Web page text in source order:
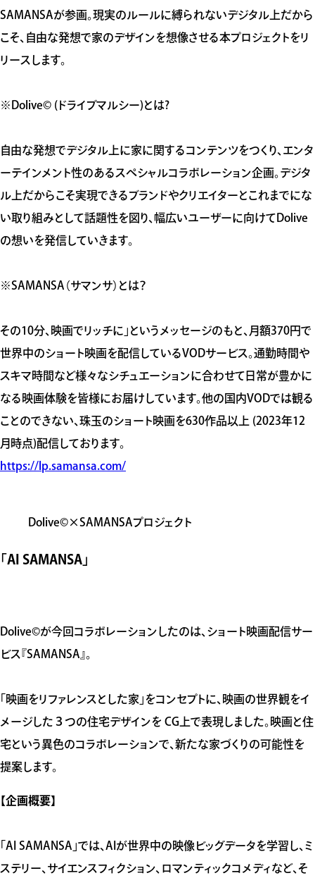
SAMANSAが参画。現実のルールに縛られないデジタル上だから
こそ、自由な発想で家のデザインを想像させる本プロジェクトをリ
リースします。
※Dolive©️ (ドライブマルシー)とは?
自由な発想でデジタル上に家に関するコンテンツをつくり、エンタ
ーテインメント性のあるスペシャルコラボレーション企画。デジタ
ル上だからこそ実現できるブランドやクリエイターとこれまでにな
い取り組みとして話題性を図り、幅広いユーザーに向けてDolive
の想いを発信していきます。
※SAMANSA（サマンサ）とは？
その10分、映画でリッチに」というメッセージのもと、月額370円で
世界中のショート映画を配信しているVODサービス。通勤時間や
スキマ時間など様々なシチュエーションに合わせて日常が豊かに
なる映画体験を皆様にお届けしています。他の国内VODでは観る
ことのできない、珠玉のショート映画を630作品以上 (2023年12
月時点)配信しております。
https://lp.samansa.com/
Dolive©️×SAMANSAプロジェクト
「AI SAMANSA」
Dolive©️が今回コラボレーションしたのは、ショート映画配信サー
ビス『SAMANSA』。
「映画をリファレンスとした家」をコンセプトに、映画の世界観をイ
メージした３つの住宅デザインを CG上で表現しました。映画と住
宅という異色のコラボレーションで、新たな家づくりの可能性を
提案します。
【企画概要】
「AI SAMANSA」では、AIが世界中の映像ビッグデータを学習し、ミ
ステリー、サイエンスフィクション、ロマンティックコメディなど、そ